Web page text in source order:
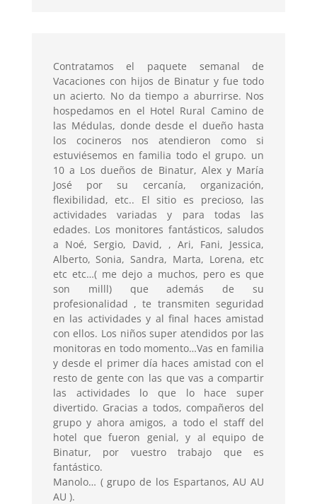
Contratamos el paquete semanal de
Vacaciones con hijos de Binatur y fue todo
un acierto. No da tiempo a aburrirse. Nos
hospedamos en el Hotel Rural Camino de
las Médulas, donde desde el dueño hasta
los cocineros nos atendieron como si
estuviésemos en familia todo el grupo. un
10 a Los dueños de Binatur, Alex y María
José por su cercanía, organización,
flexibilidad, etc.. El sitio es precioso, las
actividades variadas y para todas las
edades. Los monitores fantásticos, saludos
a Noé, Sergio, David, , Ari, Fani, Jessica,
Alberto, Sonia, Sandra, Marta, Lorena, etc
etc etc…( me dejo a muchos, pero es que
son milll) que además de su
profesionalidad , te transmiten seguridad
en las actividades y al final haces amistad
con ellos. Los niños super atendidos por las
monitoras en todo momento…Vas en familia
y desde el primer día haces amistad con el
resto de gente con las que vas a compartir
las actividades lo que lo hace super
divertido. Gracias a todos, compañeros del
grupo y ahora amigos, a todo el staff del
hotel que fueron genial, y al equipo de
Binatur, por vuestro trabajo que es
fantástico.
Manolo… ( grupo de los Espartanos, AU AU
AU ).